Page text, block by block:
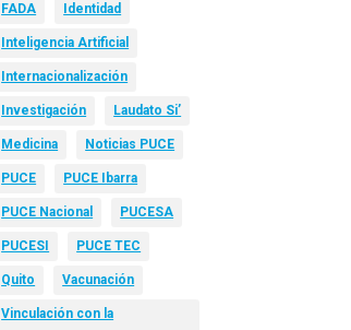
FADA Identidad
Inteligencia Artificial
Internacionalización
Investigación Laudato Si’
Medicina Noticias PUCE
PUCE PUCE Ibarra
PUCE Nacional PUCESA
PUCESI PUCE TEC
Quito Vacunación
Vinculación con la